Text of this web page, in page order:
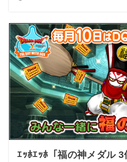
ｴｯﾎｴｯﾎ「福の神メダル